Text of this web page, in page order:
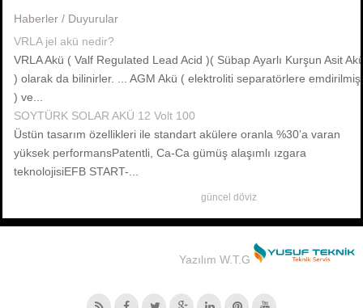
Haberler / Duyurular
VRLA jel akü nedir?
VRLA Akü ( Valf Regulated Lead Acid )( Sübap Ayarlı Kurşun Asit
) olarak da bilinirler. ... AGM Akü ( elektroliti separatörlere emdirilmiş
) ve...
SOYTÜRK SOLAR AKÜ 12 Volt 100
Üstün tasarım özellikleri ile standart akülere oranla %30’a varan
yüksek performansPatentli, Ca-Ca gümüş alaşımlı ızgara
teknolojisiEFB START-...
güncel döviz
Yazılım W.T.G